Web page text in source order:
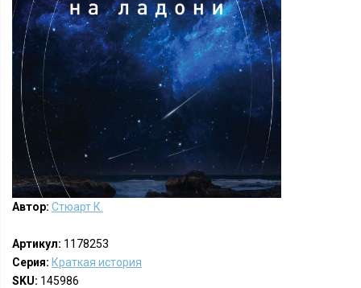
Автор: Стюарт К.
Артикул: 1178253
Серия: Краткая история
SKU: 145986